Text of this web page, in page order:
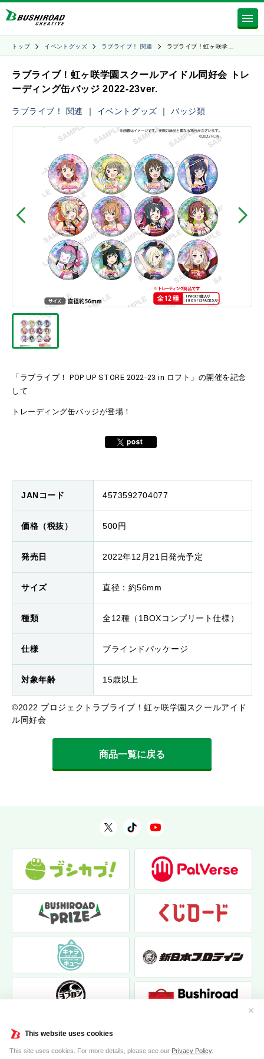
This website uses cookies
This site uses cookies. For more details, please see our Privacy Policy.
✕
トップ イベントグッズ ラブライブ！ 関連 ラブライブ！虹ヶ咲学…
ラブライブ！虹ヶ咲学園スクールアイドル同好会 トレ
ーディング缶バッジ 2022-23ver.
ラブライブ！ 関連 ｜ イベントグッズ ｜バッジ類
「ラブライブ！ POP UP STORE 2022-23 in ロフト」の開催を記念
して
トレーディング缶バッジが登場！
JANコード 4573592704077
価格（税抜） 500円
発売日 2022年12月21日発売予定
サイズ 直径：約56mm
種類 全12種（1BOXコンプリート仕様）
仕様 ブラインドパッケージ
対象年齢 15歳以上
©2022 プロジェクトラブライブ！虹ヶ咲学園スクールアイド
ル同好会
商品一覧に戻る